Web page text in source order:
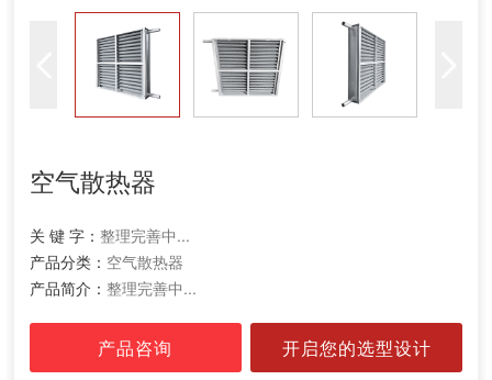
空气散热器
关 键 字： 整理完善中...
产品分类： 空气散热器
产品简介： 整理完善中...
产品咨询 开启您的选型设计